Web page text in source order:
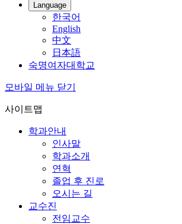
Language
한국어
English
中文
日本語
숙명여자대학교
모바일 메뉴 닫기
사이트맵
학과안내
인사말
학과소개
연혁
졸업 후 진로
오시는 길
교수진
전임교수